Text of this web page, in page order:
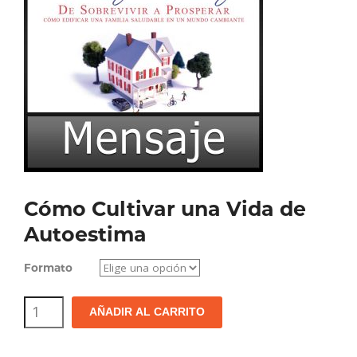
Cómo Cultivar una Vida de
Autoestima
Formato
Cómo
Cultivar
AÑADIR AL CARRITO